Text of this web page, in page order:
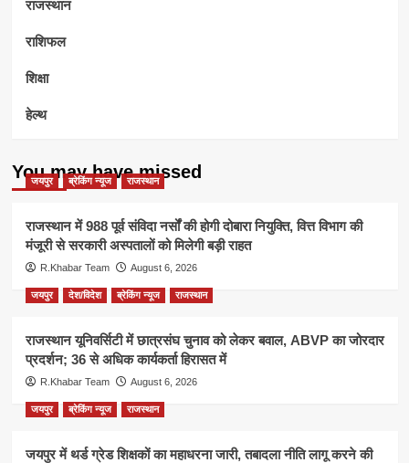
राजस्थान
राशिफल
शिक्षा
हेल्थ
You may have missed
जयपुर ब्रेकिंग न्यूज राजस्थान
राजस्थान में 988 पूर्व संविदा नर्सों की होगी दोबारा नियुक्ति, वित्त विभाग की
मंजूरी से सरकारी अस्पतालों को मिलेगी बड़ी राहत
R.Khabar Team August 6, 2026
जयपुर देश/विदेश ब्रेकिंग न्यूज राजस्थान
राजस्थान यूनिवर्सिटी में छात्रसंघ चुनाव को लेकर बवाल, ABVP का जोरदार
प्रदर्शन; 36 से अधिक कार्यकर्ता हिरासत में
R.Khabar Team August 6, 2026
जयपुर ब्रेकिंग न्यूज राजस्थान
जयपुर में थर्ड ग्रेड शिक्षकों का महाधरना जारी, तबादला नीति लागू करने की